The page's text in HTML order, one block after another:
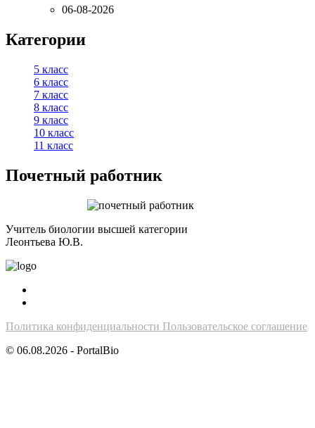
06-08-2026
Категории
5 класс
6 класс
7 класс
8 класс
9 класс
10 класс
11 класс
Почетный работник
Учитель биологии высшей категории
Леонтьева Ю.В.
Политика конфиденциальности Пользовательское соглашение
© 06.08.2026 - PortalBio